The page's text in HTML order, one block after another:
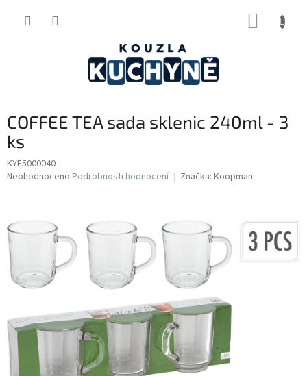
COFFEE TEA sada sklenic 240ml - 3
ks
KYE5000040
Průměrné
0,0
z
5
hvězdiček.
Neohodnoceno Podrobnosti hodnocení Značka: Koopman